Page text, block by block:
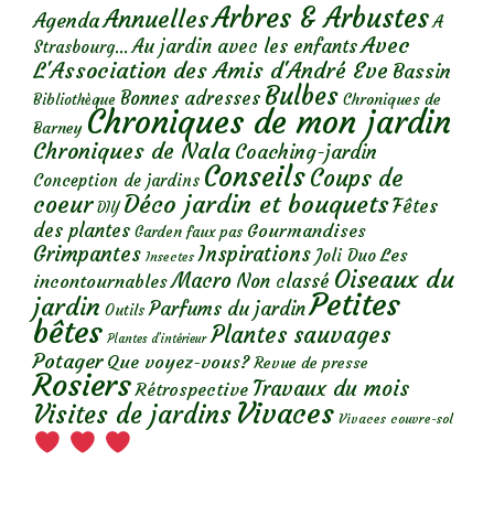
AgendaAnnuellesArbres & Arbustes A
Strasbourg... Au jardin avec les enfantsAvec
L'Association des Amis d'André Eve Bassin
Bibliothèque Bonnes adresses Bulbes Chroniques de
Barney Chroniques de mon jardin
Chroniques de Nala Coaching-jardin
Conception de jardins ConseilsCoups de
coeur DIY Déco jardin et bouquetsFêtes
des plantes Garden faux pas Gourmandises
Grimpantes Insectes Inspirations Joli Duo Les
incontournables Macro Non classé Oiseaux du
jardin Outils Parfums du jardinPetites
bêtes Plantes d’intérieur Plantes sauvages
Potager Que voyez-vous? Revue de presse
Rosiers Rétrospective Travaux du mois
Visites de jardins Vivaces Vivaces couvre-sol